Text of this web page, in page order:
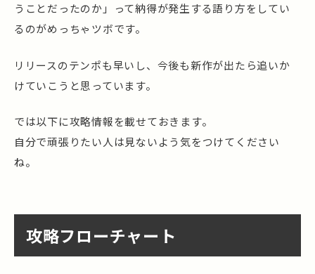
うことだったのか」って納得が発生する語り方をしてい
るのがめっちゃツボです。
リリースのテンポも早いし、今後も新作が出たら追いか
けていこうと思っています。
では以下に攻略情報を載せておきます。
自分で頑張りたい人は見ないよう気をつけてください
ね。
攻略フローチャート